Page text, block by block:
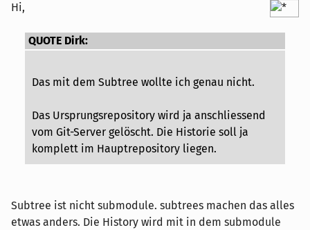
Hi,
QUOTE Dirk:
Das mit dem Subtree wollte ich genau nicht.
Das Ursprungsrepository wird ja anschliessend
vom Git-Server gelöscht. Die Historie soll ja
komplett im Hauptrepository liegen.
Subtree ist nicht submodule. subtrees machen das alles
etwas anders. Die History wird mit in dem submodule